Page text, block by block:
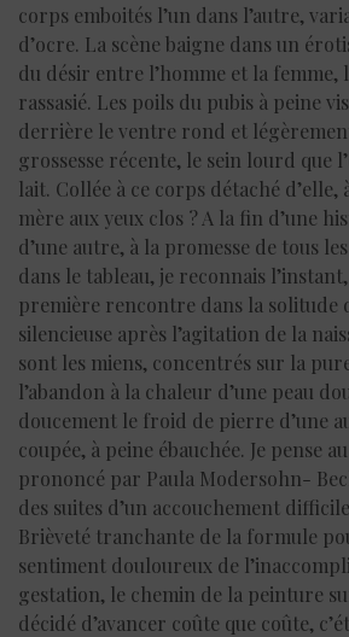
corps emboités l’un dans l’autre,
d’ocre. La scène baigne dans un
du désir entre l’homme et la femme,
rassasié. Les poils du pubis à peine
derrière le ventre rond et
grossesse récente, le sein lourd que
lait. Collée à ce corps détaché d’elle,
mère aux yeux clos ? A la fin d’une
d’une autre, à la promesse de tous
dans le tableau, je reconnais
première rencontre dans la solitude
silencieuse après l’agitation de la
sont les miens, concentrés sur la
l’abandon à la chaleur d’une peau
doucement le froid de pierre d’une
coupée, à peine ébauchée. Je pense
prononcé par Paula Modersohn-
des suites d’un accouchement
Brièveté tranchante de la formule
sentiment douloureux de
gestation, le chemin de la peinture
décidé d’avancer coûte que coûte,